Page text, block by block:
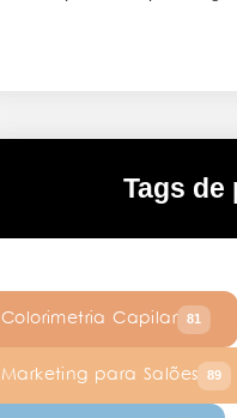
Tags de
Colorimetria Capilar 81
Marketing para Salões 89